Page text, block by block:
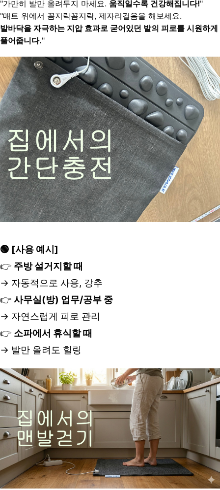
"가만히 발만 올려두지 마세요. 움직일수록 건강해집니다!"
"매트 위에서 꼼지락꼼지락, 제자리걸음을 해보세요.
발바닥을 자극하는 지압 효과로 굳어있던 발의 피로를 시원하게
풀어줍니다."
🟢 [사용 예시]
👉 주방 설거지할 때
→ 자동적으로 사용, 강추
👉 사무실(방) 업무/공부 중
→ 자연스럽게 피로 관리
👉 소파에서 휴식할 때
→ 발만 올려도 힐링